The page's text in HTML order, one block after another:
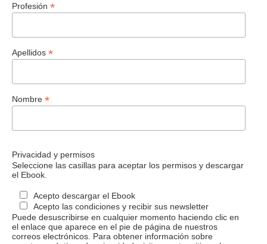
Profesión *
Apellidos *
Nombre *
Privacidad y permisos
Seleccione las casillas para aceptar los permisos y descargar
el Ebook.
Acepto descargar el Ebook
Acepto las condiciones y recibir sus newsletter
Puede desuscribirse en cualquier momento haciendo clic en
el enlace que aparece en el pie de página de nuestros
correos electrónicos. Para obtener información sobre